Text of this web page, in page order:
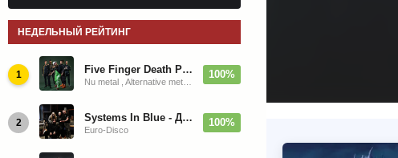
НЕДЕЛЬНЫЙ РЕЙТИНГ
1 Five Finger Death Punch - Дискография (2008-2026) 100%
2 Systems In Blue - Дискография (2020-2026)
Euro-Disco
100%